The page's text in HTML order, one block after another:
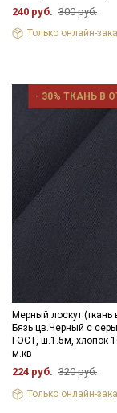
240 руб. 300 руб.
Только онлайн-
- 30% ТКАНЬ В
Мерный лоскут (ткань
Бязь цв.Черный с
ГОСТ, ш.1.5м, хлопок-
м.кв
224 руб. 320 руб.
Только онлайн-